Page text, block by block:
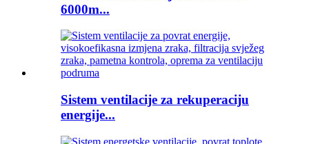
6000m...
Sistem ventilacije za rekuperaciju
energije...